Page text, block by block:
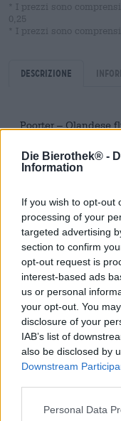
Die Bierothek® -
Information
If you wish to opt-out
processing of your
targeted advertising
section to confirm
opt-out request is
interest-based ads
us or personal
your opt-out. You
disclosure of your
IAB’s list of
also be disclosed by
Downstream
Personal Data
* I prezzi sono
0,25
* I prezzi sono
Descrizione
Poorter – Olandese
Quando si tratta di
non è del tutto
Portiere. In realtà
dall'Inghilterra, ma
birra scura e forte
anni prima. Non
laboriosi portuali di
a sviluppare la
radice di liquirizia e
Una vera delizia
questo è certo.
Dato che il portiere
lavoratori portuali, si
delle merci che i
giorno dalle navi
trasportavano nei
venivano pesate e